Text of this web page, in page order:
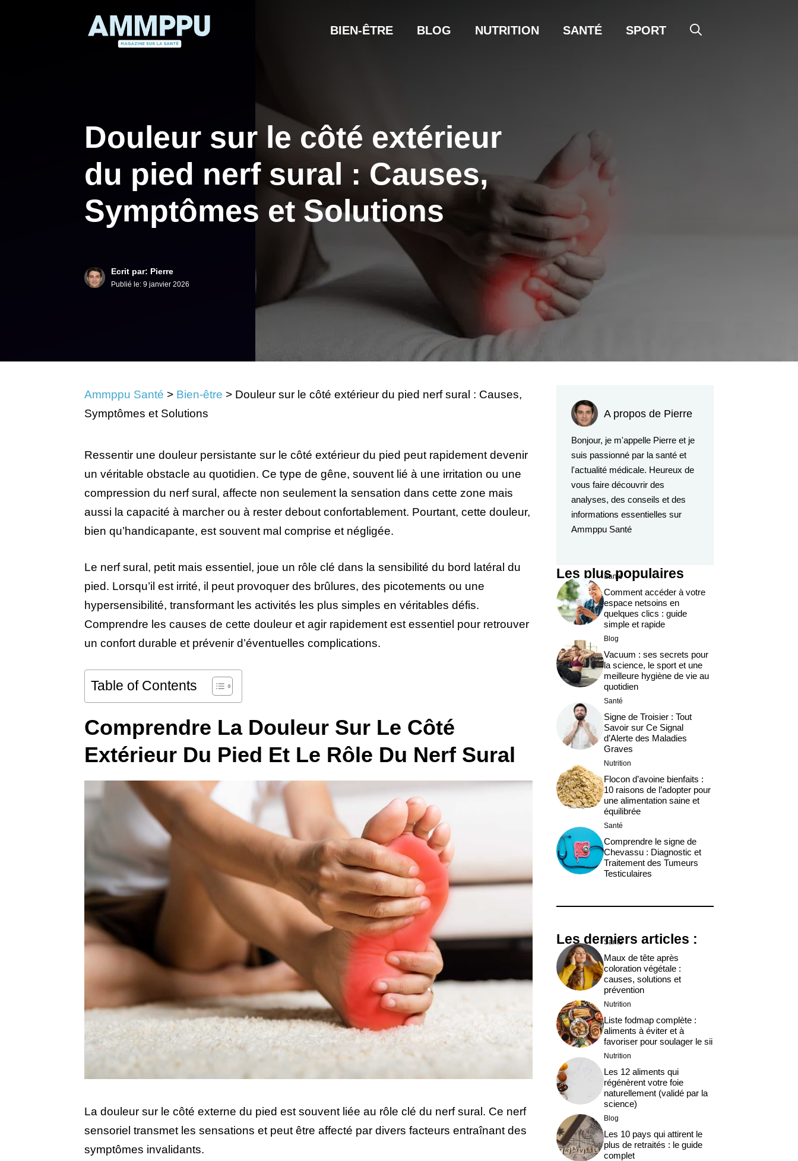
BIEN-ÊTRE BLOG NUTRITION SANTÉ SPORT
Douleur sur le côté extérieur
du pied nerf sural : Causes,
Symptômes et Solutions
Ecrit par: Pierre
Publié le: 9 janvier 2026
Ammppu Santé > Bien-être > Douleur sur le côté extérieur du pied nerf sural : Causes,
Symptômes et Solutions
Ressentir une douleur persistante sur le côté extérieur du pied peut rapidement devenir
un véritable obstacle au quotidien. Ce type de gêne, souvent lié à une irritation ou une
compression du nerf sural, affecte non seulement la sensation dans cette zone mais
aussi la capacité à marcher ou à rester debout confortablement. Pourtant, cette douleur,
bien qu’handicapante, est souvent mal comprise et négligée.
Le nerf sural, petit mais essentiel, joue un rôle clé dans la sensibilité du bord latéral du
pied. Lorsqu’il est irrité, il peut provoquer des brûlures, des picotements ou une
hypersensibilité, transformant les activités les plus simples en véritables défis.
Comprendre les causes de cette douleur et agir rapidement est essentiel pour retrouver
un confort durable et prévenir d’éventuelles complications.
Table of Contents
Comprendre La Douleur Sur Le Côté
Extérieur Du Pied Et Le Rôle Du Nerf Sural
La douleur sur le côté externe du pied est souvent liée au rôle clé du nerf sural. Ce nerf
sensoriel transmet les sensations et peut être affecté par divers facteurs entraînant des
symptômes invalidants.
A propos de Pierre
Bonjour, je m'appelle Pierre et je
suis passionné par la santé et
l'actualité médicale. Heureux de
vous faire découvrir des
analyses, des conseils et des
informations essentielles sur
Ammppu Santé
Les plus populaires
Santé
Comment accéder à votre
espace netsoins en
quelques clics : guide
simple et rapide
Blog
Vacuum : ses secrets pour
la science, le sport et une
meilleure hygiène de vie au
quotidien
Santé
Signe de Troisier : Tout
Savoir sur Ce Signal
d’Alerte des Maladies
Graves
Nutrition
Flocon d’avoine bienfaits :
10 raisons de l’adopter pour
une alimentation saine et
équilibrée
Santé
Comprendre le signe de
Chevassu : Diagnostic et
Traitement des Tumeurs
Testiculaires
Les derniers articles :
Santé
Maux de tête après
coloration végétale :
causes, solutions et
prévention
Nutrition
Liste fodmap complète :
aliments à éviter et à
favoriser pour soulager le sii
Nutrition
Les 12 aliments qui
régénèrent votre foie
naturellement (validé par la
science)
Blog
Les 10 pays qui attirent le
plus de retraités : le guide
complet